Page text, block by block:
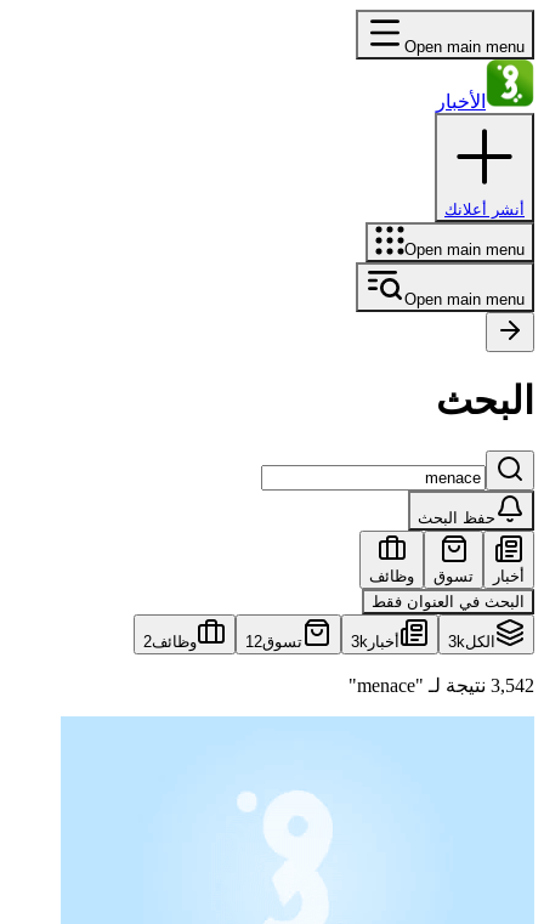
Open main menu
الأخبار
أنشر أعلانك
Open main menu
Open main menu
البحث
حفظ البحث
أخبار تسوق
وظائف
البحث في العنوان فقط
الكل3k أخبار 3k تسوق12 وظائف2
3,542 نتيجة لـ "menace"